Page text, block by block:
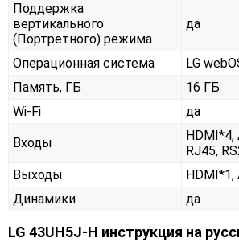
Поддержка
вертикального
(Портретного) режима
да
Операционная система
LG
Память, ГБ
16 ГБ
Wi-Fi
да
Входы
HDMI*4,
RJ45,
Выходы
HDMI*1,
Динамики
да
LG 43UH5J-H инструкция на